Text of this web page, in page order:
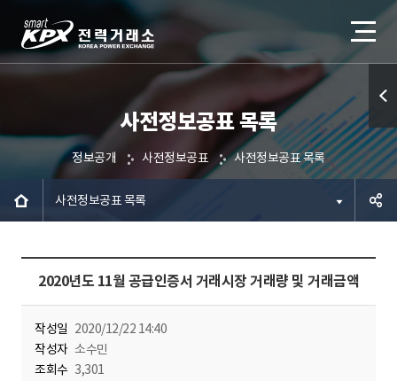
사전정보공표 목록
정보공개 사전정보공표 사전정보공표 목록
사전정보공표 목록
기
2020년도 11월 공급인증서 거래시장 거래량 및 거래금액
작성일 2020/12/22 14:40
작성자 소수민
조회수 3,301
퀵메
뉴 열
기